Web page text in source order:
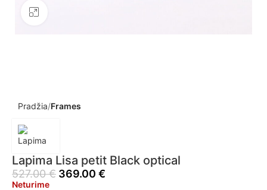
Pradžia Frames
Lapima Lisa petit Black optical
527.00€ 369.00 €
Neturime